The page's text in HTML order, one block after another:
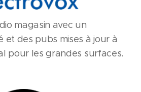
magasin avec un
des pubs mises à jour à
pour les grandes surfaces.